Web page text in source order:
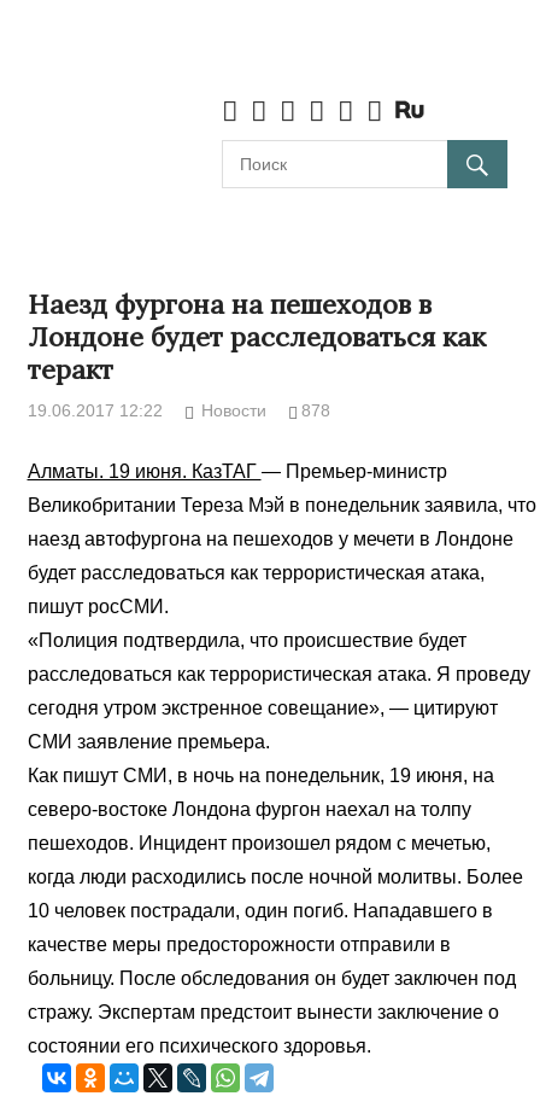
Наезд фургона на пешеходов в
Лондоне будет расследоваться как
теракт
19.06.2017 12:22 Новости 878
Алматы. 19 июня. КазТАГ — Премьер-министр
Великобритании Тереза Мэй в понедельник заявила, что
наезд автофургона на пешеходов у мечети в Лондоне
будет расследоваться как террористическая атака,
пишут росСМИ.
«Полиция подтвердила, что происшествие будет
расследоваться как террористическая атака. Я проведу
сегодня утром экстренное совещание», — цитируют
СМИ заявление премьера.
Как пишут СМИ, в ночь на понедельник, 19 июня, на
северо-востоке Лондона фургон наехал на толпу
пешеходов. Инцидент произошел рядом с мечетью,
когда люди расходились после ночной молитвы. Более
10 человек пострадали, один погиб. Нападавшего в
качестве меры предосторожности отправили в
больницу. После обследования он будет заключен под
стражу. Экспертам предстоит вынести заключение о
состоянии его психического здоровья.